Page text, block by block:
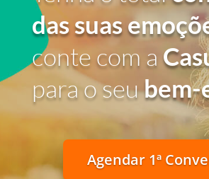
das suas
conte com a
para o seubem-
Agendar 1ª